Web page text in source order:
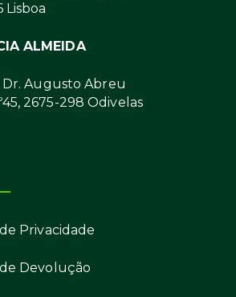
Lisboa
ALMEIDA
Dr. Augusto Abreu
2675-298 Odivelas
Privacidade
Devolução